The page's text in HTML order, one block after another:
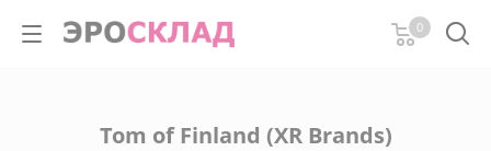
0
Tom of Finland (XR Brands)